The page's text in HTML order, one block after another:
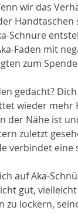
wir das
Schnüre
Faden mit
zum
gedacht?
wieder mehr
der Nähe ist
zuletzt
verbindet
auf Aka-
gut,
lockern,